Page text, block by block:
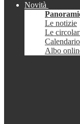
Novità
Le notizie
Le
Albo